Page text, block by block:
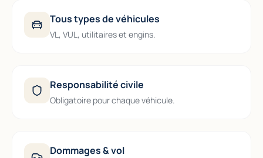
Tous types de véhicules
VL, VUL, utilitaires et engins.
Responsabilité civile
Obligatoire pour chaque véhicule.
Dommages & vol